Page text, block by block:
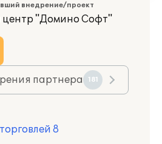
внедрение/проект
центр "Домино Софт"
партнера 181
8